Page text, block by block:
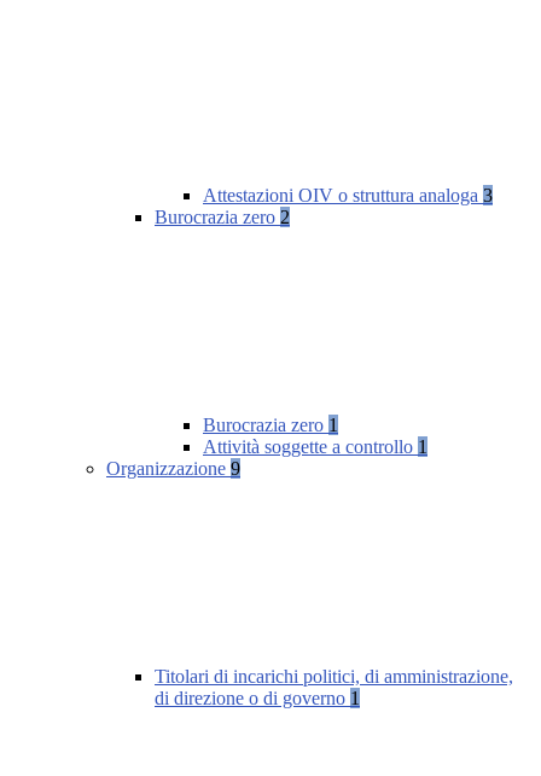
Attestazioni OIV o struttura analoga 3
Burocrazia zero 2
Burocrazia zero 1
Attività soggette a controllo 1
Organizzazione 9
Titolari di incarichi politici, di amministrazione,
di direzione o di governo 1